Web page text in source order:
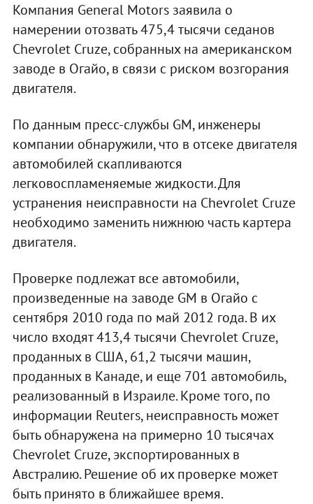
Компания General Motors заявила о
намерении отозвать 475,4 тысячи седанов
Chevrolet Cruze, собранных на американском
заводе в Огайо, в связи с риском возгорания
двигателя.
По данным пресс-службы GM, инженеры
компании обнаружили, что в отсеке двигателя
автомобилей скапливаются
легковоспламеняемые жидкости. Для
устранения неисправности на Chevrolet Cruze
необходимо заменить нижнюю часть картера
двигателя.
Проверке подлежат все автомобили,
произведенные на заводе GM в Огайо с
сентября 2010 года по май 2012 года. В их
число входят 413,4 тысячи Chevrolet Cruze,
проданных в США, 61,2 тысячи машин,
проданных в Канаде, и еще 701 автомобиль,
реализованный в Израиле. Кроме того, по
информации Reuters, неисправность может
быть обнаружена на примерно 10 тысячах
Chevrolet Cruze, экспортированных в
Австралию. Решение об их проверке может
быть принято в ближайшее время.